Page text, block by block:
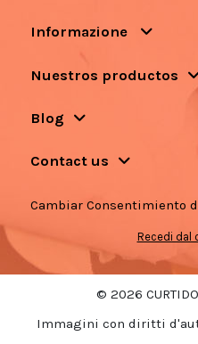
Informazione
Nuestros productos
Blog
Contact us
Cambiar Consentimiento
Recedi dal
© 2026
Immagini con diritti